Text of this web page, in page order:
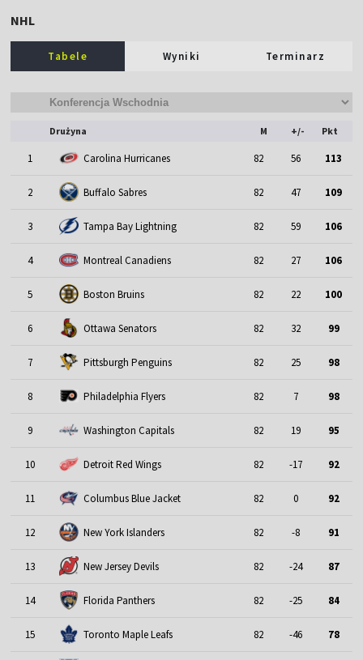
NHL
Tabele Wyniki Terminarz
Drużyna M +/- Pkt
1 Carolina Hurricanes 82 56 113
2 Buffalo Sabres 82 47 109
3 Tampa Bay Lightning 82 59 106
4 Montreal Canadiens 82 27 106
5 Boston Bruins 82 22 100
6 Ottawa Senators 82 32 99
7 Pittsburgh Penguins 82 25 98
8 Philadelphia Flyers 82 7 98
9 Washington Capitals 82 19 95
10 Detroit Red Wings 82 -17 92
11 Columbus Blue Jacket 82 0 92
12 New York Islanders 82 -8 91
13 New Jersey Devils 82 -24 87
14 Florida Panthers 82 -25 84
15 Toronto Maple Leafs 82 -46 78